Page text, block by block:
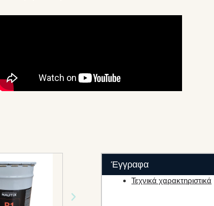
Έγγραφα
Τεχνικά χαρακτηριστικά